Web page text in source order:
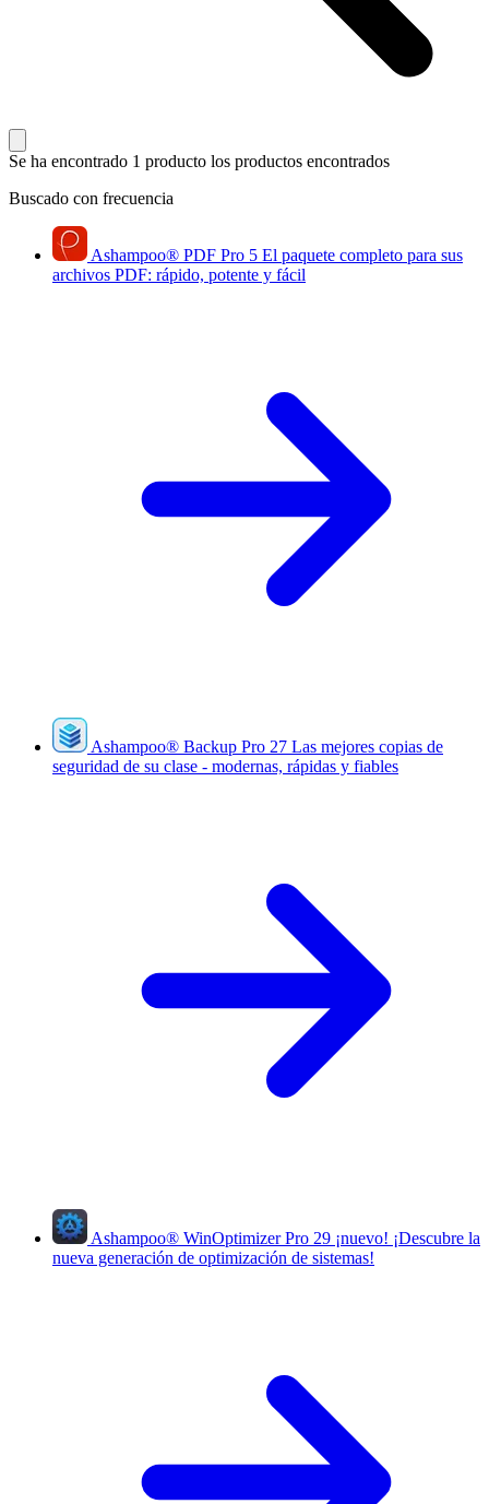
Se ha encontrado 1 producto los productos encontrados
Buscado con frecuencia
Ashampoo® PDF Pro 5 El paquete completo para sus
archivos PDF: rápido, potente y fácil
Ashampoo® Backup Pro 27 Las mejores copias de
seguridad de su clase - modernas, rápidas y fiables
Ashampoo® WinOptimizer Pro 29 ¡nuevo! ¡Descubre la
nueva generación de optimización de sistemas!